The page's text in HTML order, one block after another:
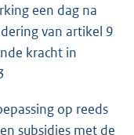
een dag na
van artikel 9
kracht in
op reeds
subsidies met de